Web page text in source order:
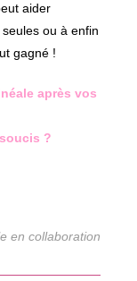
aider
ou à enfin
gagné !
après vos
?
en collaboration